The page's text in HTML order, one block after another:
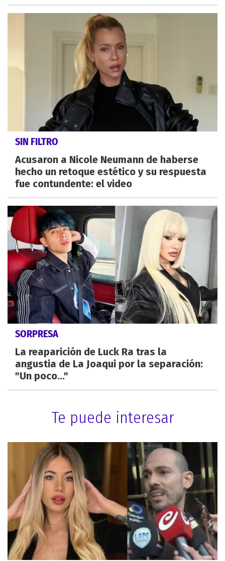
SIN FILTRO
Acusaron a Nicole Neumann de haberse
hecho un retoque estético y su respuesta
fue contundente: el video
SORPRESA
La reaparición de Luck Ra tras la
angustia de La Joaqui por la separación:
"Un poco..."
Te puede interesar